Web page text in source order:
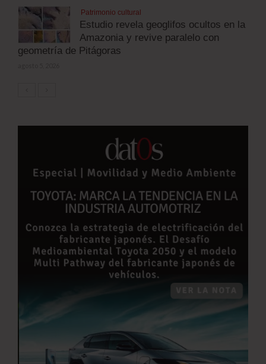
Patrimonio cultural
Estudio revela geoglifos ocultos en la
Amazonia y revive paralelo con
geometría de Pitágoras